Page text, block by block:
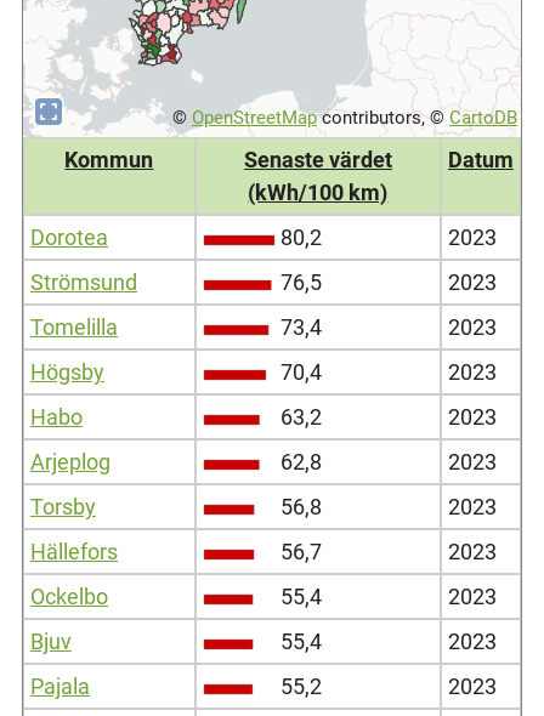
© OpenStreetMapcontributors, © CartoDB
Kommun
Senaste värdet
(kWh/100 km)
Datum
Dorotea 80,2
2023
Strömsund
76,5
2023
Tomelilla
73,4
2023
Högsby
70,4
2023
Habo
63,2
2023
Arjeplog
62,8
2023
Torsby
56,8
2023
Hällefors
56,7
2023
Ockelbo
55,4
2023
Bjuv
55,4
2023
Pajala
55,2
2023